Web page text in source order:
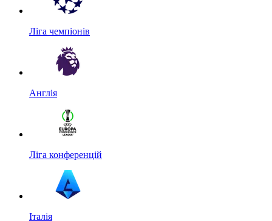
Ліга чемпіонів
Англія
Ліга конференцій
Італія